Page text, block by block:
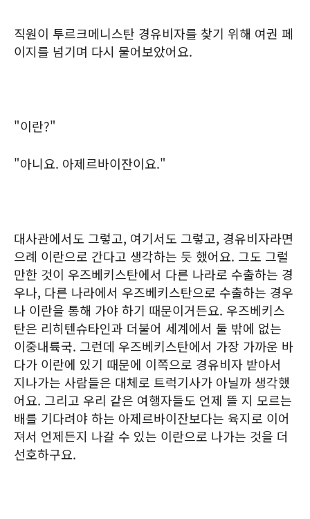
직원이 투르크메니스탄 경유비자를 찾기 위해 여권 페
이지를 넘기며 다시 물어보았어요.
"이란?"
"아니요. 아제르바이잔이요."
대사관에서도 그렇고, 여기서도 그렇고, 경유비자라면
으례 이란으로 간다고 생각하는 듯 했어요. 그도 그럴
만한 것이 우즈베키스탄에서 다른 나라로 수출하는 경
우나, 다른 나라에서 우즈베키스탄으로 수출하는 경우
나 이란을 통해 가야 하기 때문이거든요. 우즈베키스
탄은 리히텐슈타인과 더불어 세계에서 둘 밖에 없는
이중내륙국. 그런데 우즈베키스탄에서 가장 가까운 바
다가 이란에 있기 때문에 이쪽으로 경유비자 받아서
지나가는 사람들은 대체로 트럭기사가 아닐까 생각했
어요. 그리고 우리 같은 여행자들도 언제 뜰 지 모르는
배를 기다려야 하는 아제르바이잔보다는 육지로 이어
져서 언제든지 나갈 수 있는 이란으로 나가는 것을 더
선호하구요.